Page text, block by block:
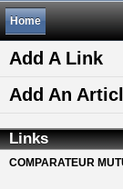
Home
Add A Link
Add An
Links
COMPARATEUR